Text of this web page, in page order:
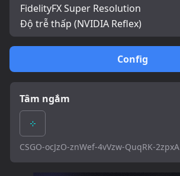
Config
Tâm ngắm
CSGO-ocJzO-znWef-4vVzw-QuqRK-2zpxA
FidelityFX Super Resolution
Độ trễ thấp (NVIDIA Reflex)